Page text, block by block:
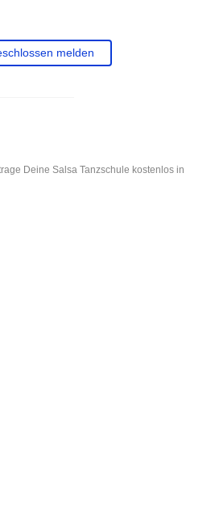
melden
Deine Salsa Tanzschule kostenlos in